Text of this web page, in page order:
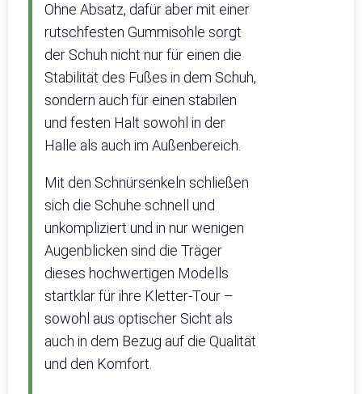
Ohne Absatz, dafür aber mit einer
rutschfesten Gummisohle sorgt
der Schuh nicht nur für einen die
Stabilität des Fußes in dem Schuh,
sondern auch für einen stabilen
und festen Halt sowohl in der
Halle als auch im Außenbereich.
Mit den Schnürsenkeln schließen
sich die Schuhe schnell und
unkompliziert und in nur wenigen
Augenblicken sind die Träger
dieses hochwertigen Modells
startklar für ihre Kletter-Tour –
sowohl aus optischer Sicht als
auch in dem Bezug auf die Qualität
und den Komfort.